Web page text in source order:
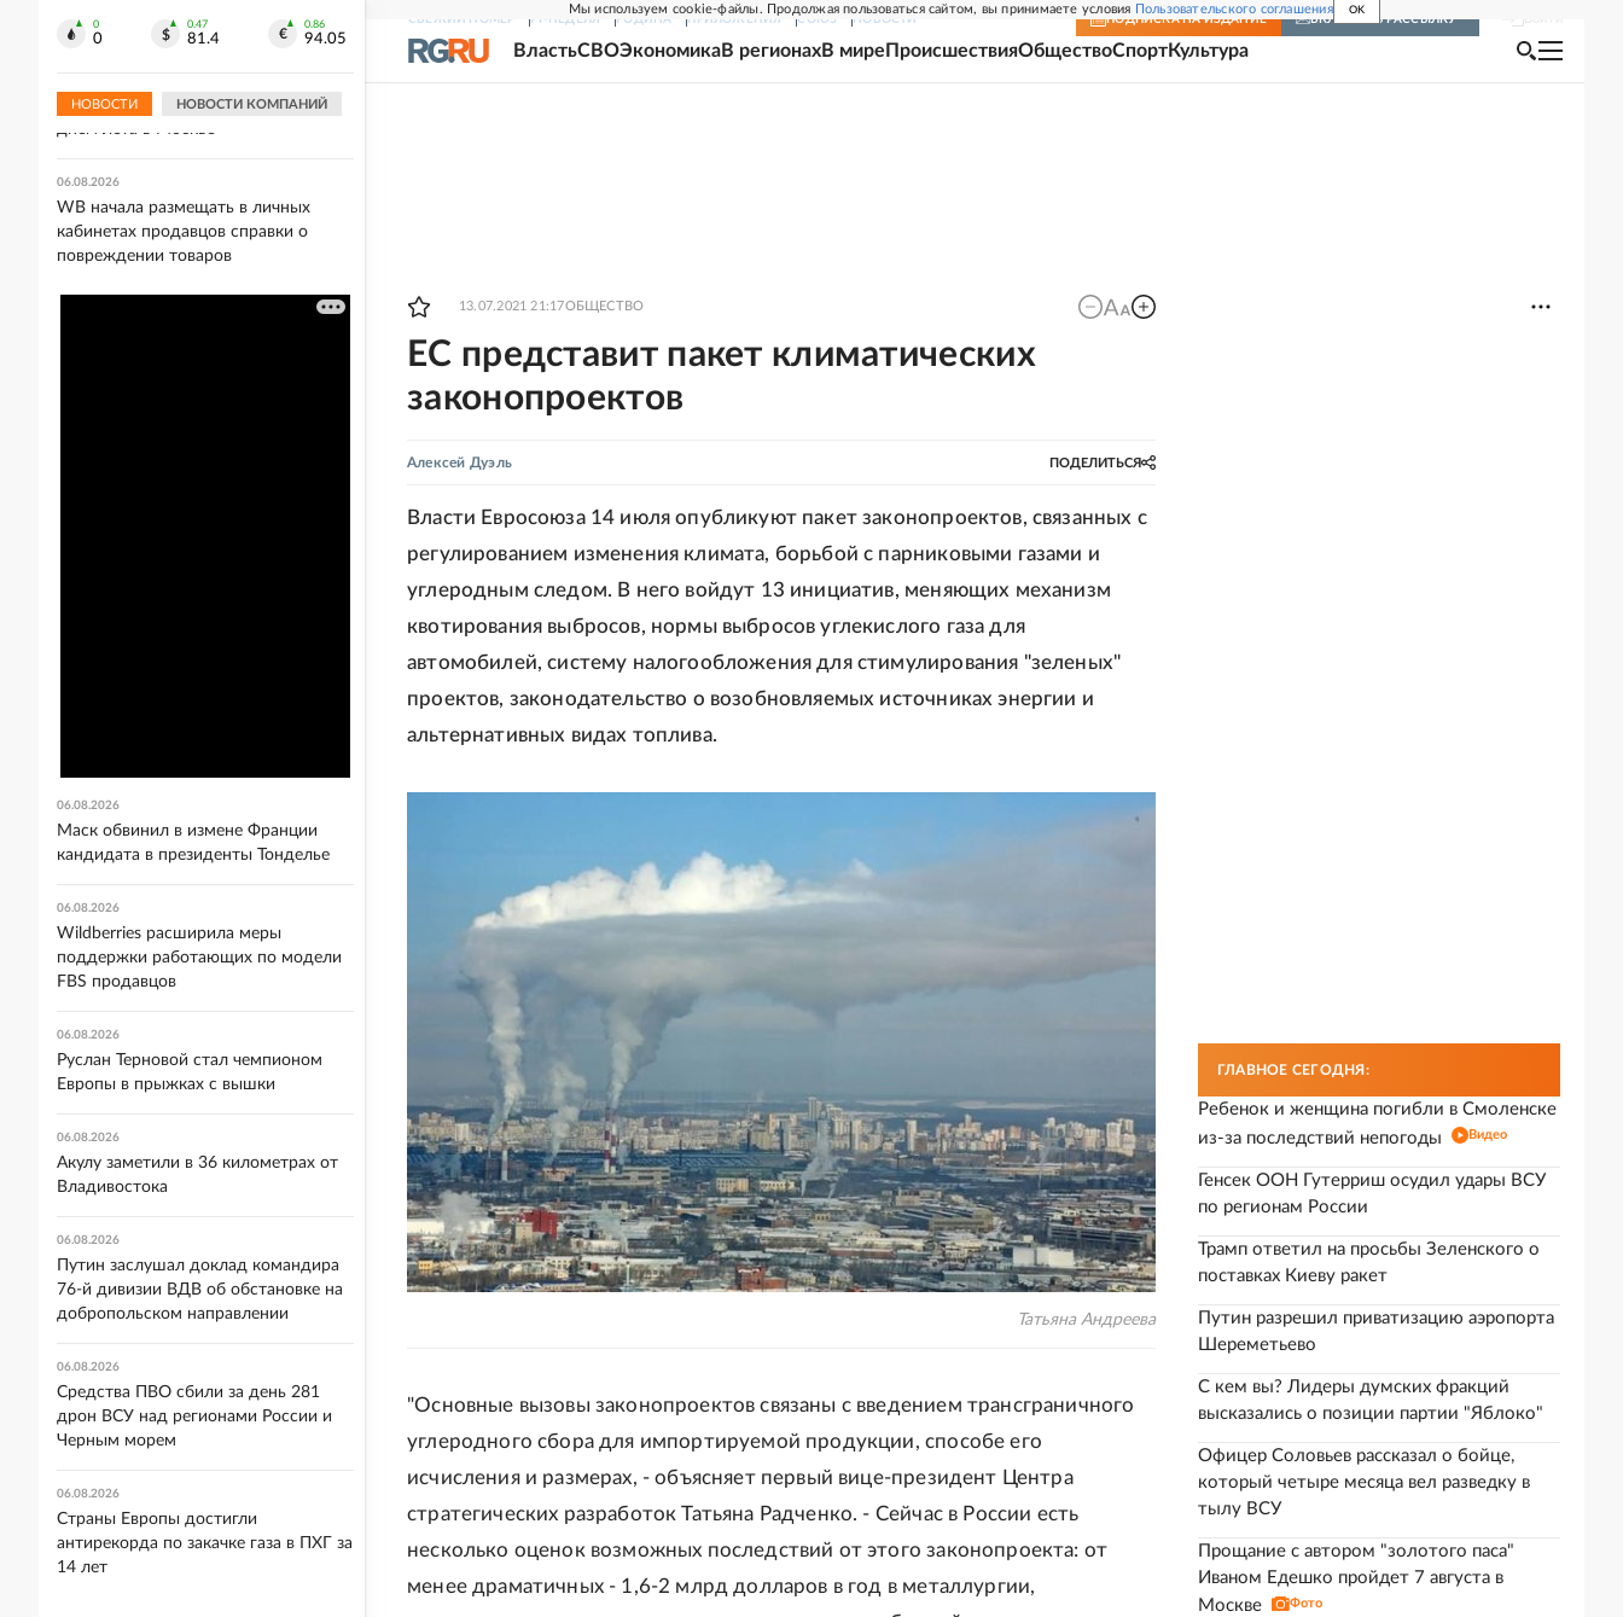
Мы используем cookie-файлы. Продолжая пользоваться сайтом, вы принимаете условия Пользовательского соглашения OK
СВЕЖИЙ НОМЕР РГ-НЕДЕЛЯ РОДИНА ПРИЛОЖЕНИЯ СОЮЗ НОВОСТИ ПОДПИСКА НА ИЗДАНИЕ ВКЛЮЧИТЬ РАССЫЛКУ
ВластьСВОЭкономикаВ регионахВ мире ПроисшествияОбществоСпортКультура
13.07.2021 21:17ОБЩЕСТВО
ЕС представит пакет климатических
законопроектов
Алексей Дуэль ПОДЕЛИТЬСЯ
Власти Евросоюза 14 июля опубликуют пакет законопроектов, связанных с
регулированием изменения климата, борьбой с парниковыми газами и
углеродным следом. В него войдут 13 инициатив, меняющих механизм
квотирования выбросов, нормы выбросов углекислого газа для
автомобилей, систему налогообложения для стимулирования "зеленых"
проектов, законодательство о возобновляемых источниках энергии и
альтернативных видах топлива.
Татьяна Андреева
"Основные вызовы законопроектов связаны с введением трансграничного
углеродного сбора для импортируемой продукции, способе его
исчисления и размерах, - объясняет первый вице-президент Центра
стратегических разработок Татьяна Радченко. - Сейчас в России есть
несколько оценок возможных последствий от этого законопроекта: от
менее драматичных - 1,6-2 млрд долларов в год в металлургии,
ГЛАВНОЕ СЕГОДНЯ:
Ребенок и женщина погибли в Смоленске
из-за последствий непогоды
Видео
Генсек ООН Гутерриш осудил удары ВСУ
по регионам России
Трамп ответил на просьбы Зеленского о
поставках Киеву ракет
Путин разрешил приватизацию аэропорта
Шереметьево
С кем вы? Лидеры думских фракций
высказались о позиции партии "Яблоко"
Офицер Соловьев рассказал о бойце,
который четыре месяца вел разведку в
тылу ВСУ
Прощание с автором "золотого паса"
Иваном Едешко пройдет 7 августа в
Москве
Фото
0
0
0.47
81.4
0.86
94.05
НОВОСТИ НОВОСТИ КОМПАНИЙ
может стать последним жарким
днем лета в Москве
06.08.2026
WB начала размещать в личных
кабинетах продавцов справки о
повреждении товаров
06.08.2026
Маск обвинил в измене Франции
кандидата в президенты Тонделье
06.08.2026
Wildberries расширила меры
поддержки работающих по модели
FBS продавцов
06.08.2026
Руслан Терновой стал чемпионом
Европы в прыжках с вышки
06.08.2026
Акулу заметили в 36 километрах от
Владивостока
06.08.2026
Путин заслушал доклад командира
76-й дивизии ВДВ об обстановке на
добропольском направлении
06.08.2026
Средства ПВО сбили за день 281
дрон ВСУ над регионами России и
Черным морем
06.08.2026
Страны Европы достигли
антирекорда по закачке газа в ПХГ за
14 лет